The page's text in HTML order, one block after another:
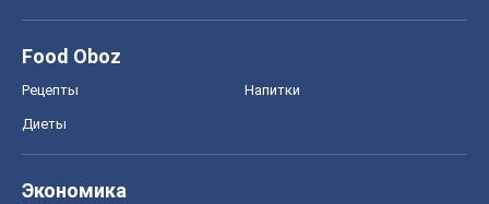
Food Oboz
Рецепты Напитки
Диеты
Экономика